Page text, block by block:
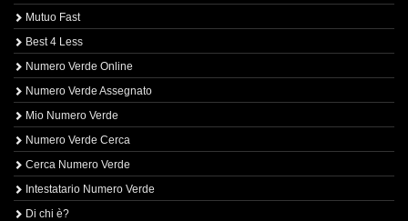
Mutuo Fast
Best 4 Less
Numero Verde Online
Numero Verde Assegnato
Mio Numero Verde
Numero Verde Cerca
Cerca Numero Verde
Intestatario Numero Verde
Di chi è?